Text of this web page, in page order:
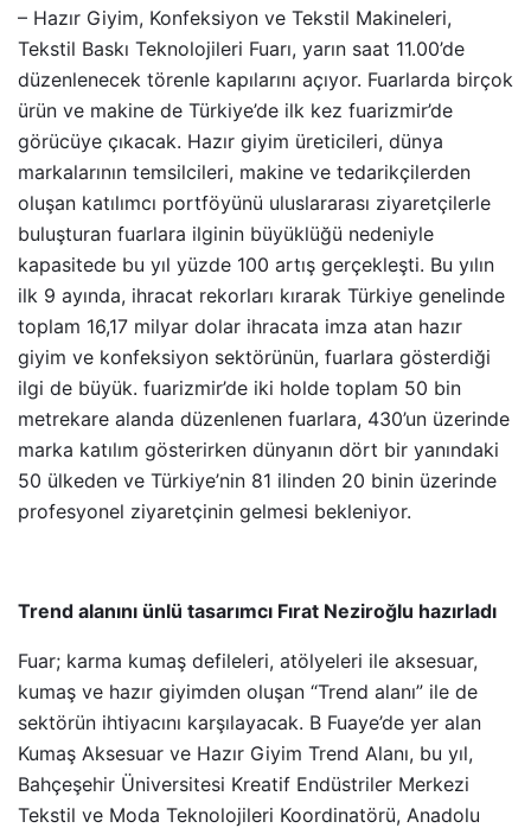
– Hazır Giyim, Konfeksiyon ve Tekstil Makineleri,
Tekstil Baskı Teknolojileri Fuarı, yarın saat 11.00’de
düzenlenecek törenle kapılarını açıyor. Fuarlarda birçok
ürün ve makine de Türkiye’de ilk kez fuarizmir’de
görücüye çıkacak. Hazır giyim üreticileri, dünya
markalarının temsilcileri, makine ve tedarikçilerden
oluşan katılımcı portföyünü uluslararası ziyaretçilerle
buluşturan fuarlara ilginin büyüklüğü nedeniyle
kapasitede bu yıl yüzde 100 artış gerçekleşti. Bu yılın
ilk 9 ayında, ihracat rekorları kırarak Türkiye genelinde
toplam 16,17 milyar dolar ihracata imza atan hazır
giyim ve konfeksiyon sektörünün, fuarlara gösterdiği
ilgi de büyük. fuarizmir’de iki holde toplam 50 bin
metrekare alanda düzenlenen fuarlara, 430’un üzerinde
marka katılım gösterirken dünyanın dört bir yanındaki
50 ülkeden ve Türkiye’nin 81 ilinden 20 binin üzerinde
profesyonel ziyaretçinin gelmesi bekleniyor.
Trend alanını ünlü tasarımcı Fırat Neziroğlu hazırladı
Fuar; karma kumaş defileleri, atölyeleri ile aksesuar,
kumaş ve hazır giyimden oluşan “Trend alanı” ile de
sektörün ihtiyacını karşılayacak. B Fuaye’de yer alan
Kumaş Aksesuar ve Hazır Giyim Trend Alanı, bu yıl,
Bahçeşehir Üniversitesi Kreatif Endüstriler Merkezi
Tekstil ve Moda Teknolojileri Koordinatörü, Anadolu